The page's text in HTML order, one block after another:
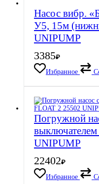
Насос вибр.
У5, 15м
UNIPUMP
3385₽
Избранное
Погружной
UNIPUMP
22402₽
Избранное